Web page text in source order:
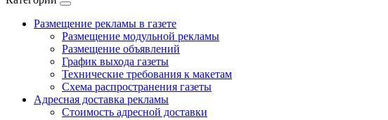
Размещение рекламы в газете
Размещение модульной рекламы
Размещение объявлений
График выхода газеты
Технические требования к макетам
Схема распространения газеты
Адресная доставка рекламы
Стоимость адресной доставки